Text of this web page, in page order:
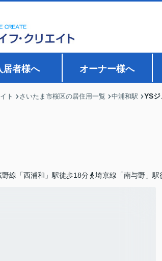
居者様へ オーナー様へ
ト さいたま市桜区の居住用一覧 中浦和駅 YS
野線「西浦和」駅徒歩18分 埼京線「南与野」駅